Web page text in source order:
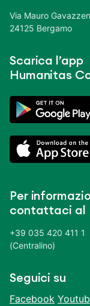
Via Mauro
24125 Bergamo
Scarica l’app
Humanitas
Per
contattaci al
+39 035 420 411 1
(Centralino)
Seguici su
Facebook